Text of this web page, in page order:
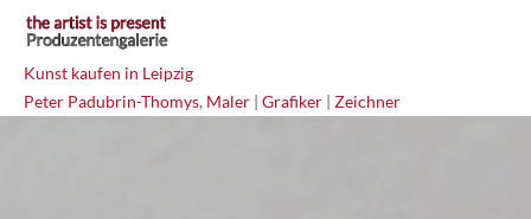
Kunst kaufen in Leipzig
Peter Padubrin-Thomys, Maler | Grafiker | Zeichner